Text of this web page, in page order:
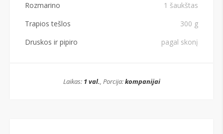
Rozmarino
1 šaukštas
Trapios tešlos
300 g
Druskos ir pipiro
pagal skonį
Laikas: 1 val., Porcija:kompanijai